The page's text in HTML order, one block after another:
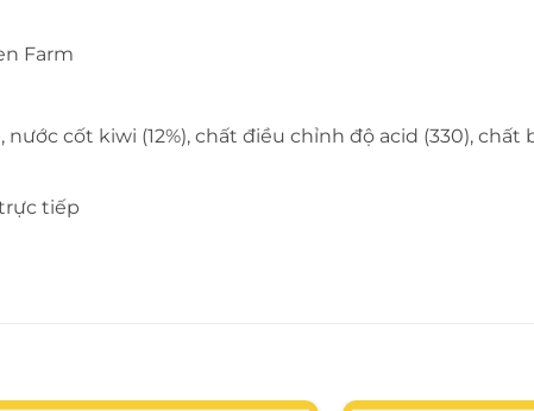
Farm
cốt kiwi (12%), chất điều chỉnh độ acid (330),
tiếp